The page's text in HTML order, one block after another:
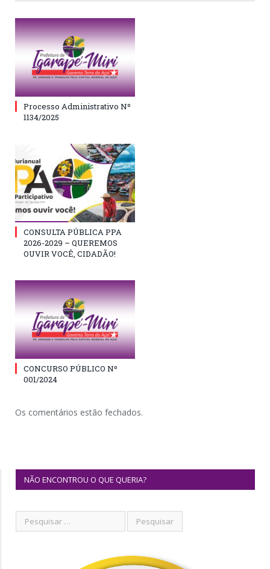
Processo Administrativo Nº
1134/2025
CONSULTA PÚBLICA PPA
2026-2029 – QUEREMOS
OUVIR VOCÊ, CIDADÃO!
CONCURSO PÚBLICO Nº
001/2024
Os comentários estão fechados.
NÃO ENCONTROU O QUE QUERIA?